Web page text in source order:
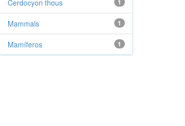
1
Cerdocyon thous
1
Mammals
1
Mamíferos